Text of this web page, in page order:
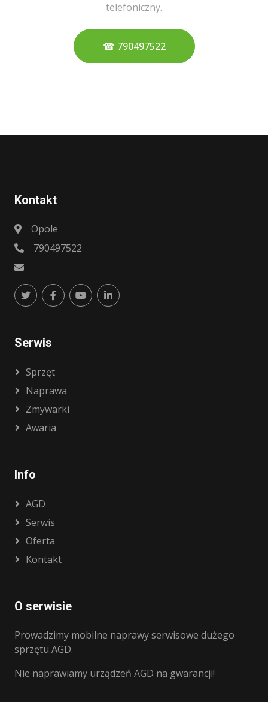
telefoniczny.
☎ 790497522
Kontakt
Opole
790497522
Serwis
Sprzęt
Naprawa
Zmywarki
Awaria
Info
AGD
Serwis
Oferta
Kontakt
O serwisie
Prowadzimy mobilne naprawy serwisowe dużego
sprzętu AGD.
Nie naprawiamy urządzeń AGD na gwarancji!